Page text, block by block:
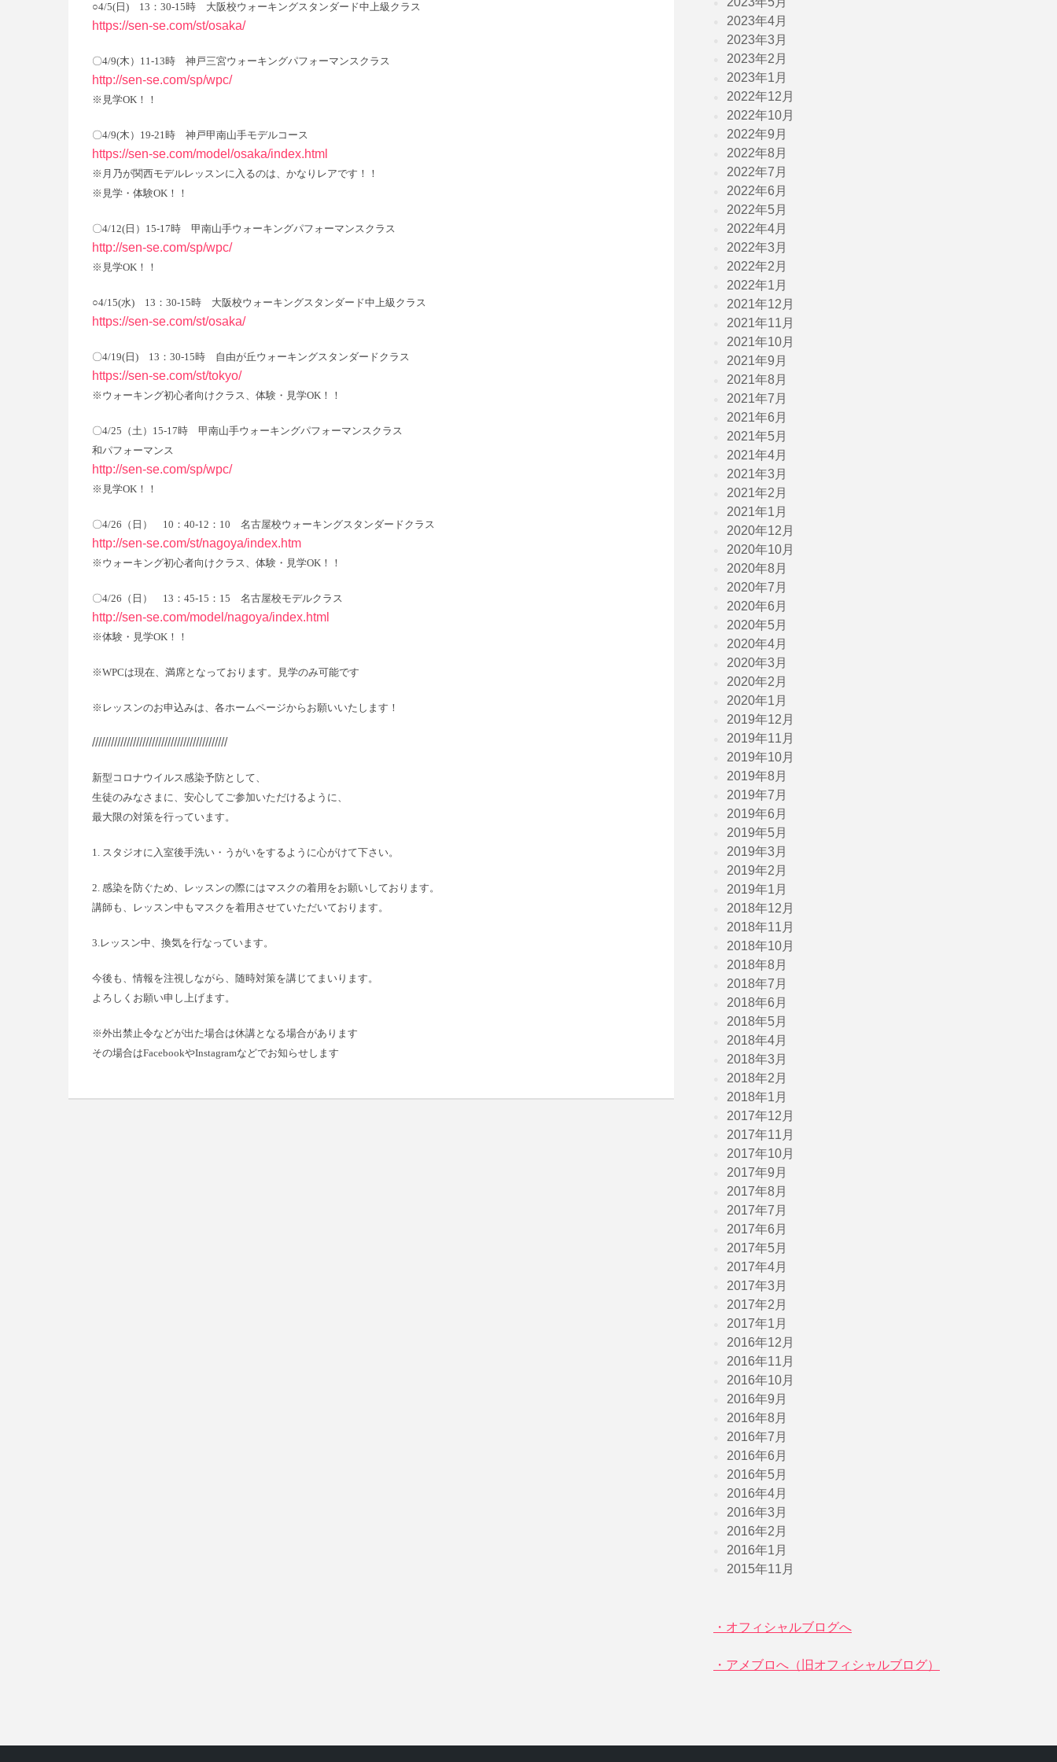
○4/5(日) 13：30-15時 大阪校ウォーキングスタンダード中上級クラス
https://sen-se.com/st/osaka/
〇4/9(木）11-13時 神戸三宮ウォーキングパフォーマンスクラス
http://sen-se.com/sp/wpc/
※見学OK！！
〇4/9(木）19-21時 神戸甲南山手モデルコース
https://sen-se.com/model/osaka/index.html
※月乃が関西モデルレッスンに入るのは、かなりレアです！！
※見学・体験OK！！
〇4/12(日）15-17時 甲南山手ウォーキングパフォーマンスクラス
http://sen-se.com/sp/wpc/
※見学OK！！
○4/15(水) 13：30-15時 大阪校ウォーキングスタンダード中上級クラス
https://sen-se.com/st/osaka/
〇4/19(日) 13：30-15時 自由が丘ウォーキングスタンダードクラス
https://sen-se.com/st/tokyo/
※ウォーキング初心者向けクラス、体験・見学OK！！
〇4/25（土）15-17時 甲南山手ウォーキングパフォーマンスクラス
和パフォーマンス
http://sen-se.com/sp/wpc/
※見学OK！！
〇4/26（日） 10：40-12：10 名古屋校ウォーキングスタンダードクラス
http://sen-se.com/st/nagoya/index.htm
※ウォーキング初心者向けクラス、体験・見学OK！！
〇4/26（日） 13：45-15：15 名古屋校モデルクラス
http://sen-se.com/model/nagoya/index.html
※体験・見学OK！！
※WPCは現在、満席となっております。見学のみ可能です
※レッスンのお申込みは、各ホームページからお願いいたします！
///////////////////////////////////////////
新型コロナウイルス感染予防として、
生徒のみなさまに、安心してご参加いただけるように、
最大限の対策を行っています。
1. スタジオに入室後手洗い・うがいをするように心がけて下さい。
2. 感染を防ぐため、レッスンの際にはマスクの着用をお願いしております。
講師も、レッスン中もマスクを着用させていただいております。
3.レッスン中、換気を行なっています。
今後も、情報を注視しながら、随時対策を講じてまいります。
よろしくお願い申し上げます。
※外出禁止令などが出た場合は休講となる場合があります
その場合はFacebookやInstagramなどでお知らせします
2023年4月
2023年3月
2023年2月
2023年1月
2022年12月
2022年10月
2022年9月
2022年8月
2022年7月
2022年6月
2022年5月
2022年4月
2022年3月
2022年2月
2022年1月
2021年12月
2021年11月
2021年10月
2021年9月
2021年8月
2021年7月
2021年6月
2021年5月
2021年4月
2021年3月
2021年2月
2021年1月
2020年12月
2020年10月
2020年8月
2020年7月
2020年6月
2020年5月
2020年4月
2020年3月
2020年2月
2020年1月
2019年12月
2019年11月
2019年10月
2019年8月
2019年7月
2019年6月
2019年5月
2019年3月
2019年2月
2019年1月
2018年12月
2018年11月
2018年10月
2018年8月
2018年7月
2018年6月
2018年5月
2018年4月
2018年3月
2018年2月
2018年1月
2017年12月
2017年11月
2017年10月
2017年9月
2017年8月
2017年7月
2017年6月
2017年5月
2017年4月
2017年3月
2017年2月
2017年1月
2016年12月
2016年11月
2016年10月
2016年9月
2016年8月
2016年7月
2016年6月
2016年5月
2016年4月
2016年3月
2016年2月
2016年1月
2015年11月
・オフィシャルブログへ
・アメブロへ（旧オフィシャルブログ）